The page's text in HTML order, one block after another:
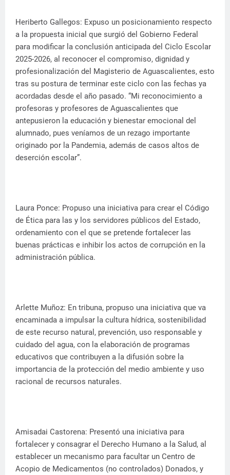
Heriberto Gallegos: Expuso un posicionamiento respecto
a la propuesta inicial que surgió del Gobierno Federal
para modificar la conclusión anticipada del Ciclo Escolar
2025-2026, al reconocer el compromiso, dignidad y
profesionalización del Magisterio de Aguascalientes, esto
tras su postura de terminar este ciclo con las fechas ya
acordadas desde el año pasado. “Mi reconocimiento a
profesoras y profesores de Aguascalientes que
antepusieron la educación y bienestar emocional del
alumnado, pues veníamos de un rezago importante
originado por la Pandemia, además de casos altos de
deserción escolar”.
Laura Ponce: Propuso una iniciativa para crear el Código
de Ética para las y los servidores públicos del Estado,
ordenamiento con el que se pretende fortalecer las
buenas prácticas e inhibir los actos de corrupción en la
administración pública.
Arlette Muñoz: En tribuna, propuso una iniciativa que va
encaminada a impulsar la cultura hídrica, sostenibilidad
de este recurso natural, prevención, uso responsable y
cuidado del agua, con la elaboración de programas
educativos que contribuyen a la difusión sobre la
importancia de la protección del medio ambiente y uso
racional de recursos naturales.
Amisadai Castorena: Presentó una iniciativa para
fortalecer y consagrar el Derecho Humano a la Salud, al
establecer un mecanismo para facultar un Centro de
Acopio de Medicamentos (no controlados) Donados, y